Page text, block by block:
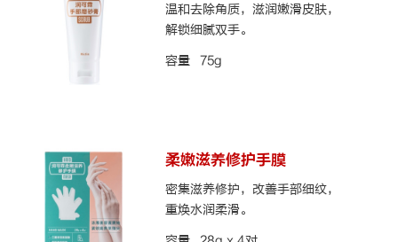
温和去除角质，滋润嫩滑皮肤，
解锁细腻双手。
容量 75g
柔嫩滋养修护手膜
密集滋养修护，改善手部细纹，
重焕水润柔滑。